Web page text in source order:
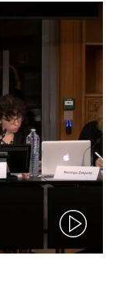
(video)